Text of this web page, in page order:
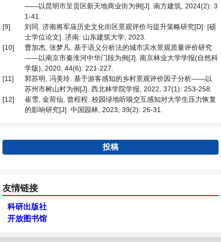
——以昆明市呈贡区新天地商业街为例[J]. 南方建筑, 2024(2): 3
1-41.
[9]
刘同. 济南将军庙历史文化街区景观评价与提升策略研究[D]: [硕
士学位论文]. 济南: 山东建筑大学, 2023.
[10]
曹加杰, 张梦凡. 基于语义分析法的城市滨水景观质量评价研究
——以南京市秦淮河中华门段为例[J]. 南京林业大学学报(自然科
学版), 2020, 44(6): 221-227.
[11]
郭苏明, 冯美玲. 基于游客感知的乡村景观评价因子分析——以
苏州市树山村为例[J]. 西北林学院学报, 2022, 37(1): 253-258.
[12]
崔雪, 金荷仙, 曾程程. 校园绿地听嗅交互感知对大学生压力恢复
的影响研究[J]. 中国园林, 2023, 39(2): 26-31.
投稿
友情链接
科研出版社
开放图书馆